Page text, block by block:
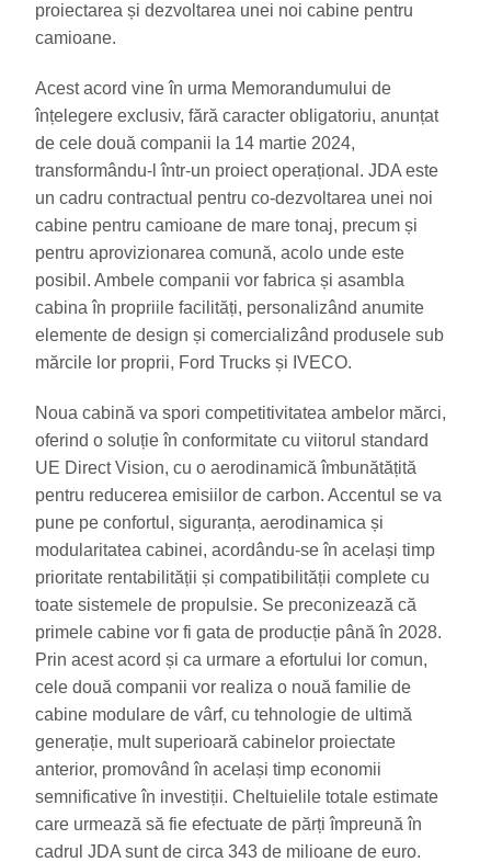
proiectarea și dezvoltarea unei noi cabine pentru
camioane.
Acest acord vine în urma Memorandumului de
înțelegere exclusiv, fără caracter obligatoriu, anunțat
de cele două companii la 14 martie 2024,
transformându-l într-un proiect operațional. JDA este
un cadru contractual pentru co-dezvoltarea unei noi
cabine pentru camioane de mare tonaj, precum și
pentru aprovizionarea comună, acolo unde este
posibil. Ambele companii vor fabrica și asambla
cabina în propriile facilități, personalizând anumite
elemente de design și comercializând produsele sub
mărcile lor proprii, Ford Trucks și IVECO.
Noua cabină va spori competitivitatea ambelor mărci,
oferind o soluție în conformitate cu viitorul standard
UE Direct Vision, cu o aerodinamică îmbunătățită
pentru reducerea emisiilor de carbon. Accentul se va
pune pe confortul, siguranța, aerodinamica și
modularitatea cabinei, acordându-se în același timp
prioritate rentabilității și compatibilității complete cu
toate sistemele de propulsie. Se preconizează că
primele cabine vor fi gata de producție până în 2028.
Prin acest acord și ca urmare a efortului lor comun,
cele două companii vor realiza o nouă familie de
cabine modulare de vârf, cu tehnologie de ultimă
generație, mult superioară cabinelor proiectate
anterior, promovând în același timp economii
semnificative în investiții. Cheltuielile totale estimate
care urmează să fie efectuate de părți împreună în
cadrul JDA sunt de circa 343 de milioane de euro.